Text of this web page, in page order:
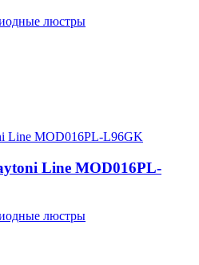
люстры
Line MOD016PL-
люстры